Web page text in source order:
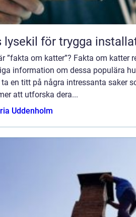
lysekil för trygga
”fakta om katter”? Fakta om katter
information om dessa populära
en titt på några intressanta saker
att utforska dera...
Uddenholm